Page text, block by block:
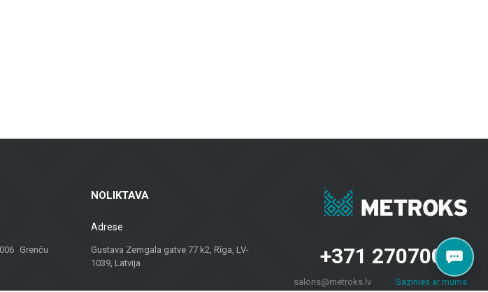
Grenču
NOLIKTAVA
Adrese
Gustava Zemgala gatve 77 k2, Rīga, LV-
1039, Latvija
+371 27070040
salons@metroks.lv Sazinies ar mums